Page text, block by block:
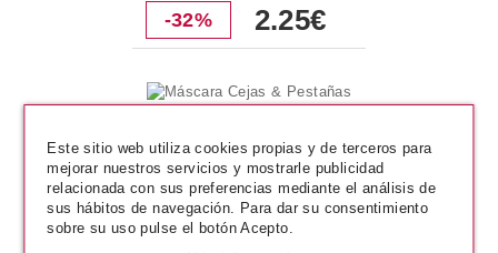
-32% 2.25€
Este sitio web utiliza cookies propias y de terceros para
mejorar nuestros servicios y mostrarle publicidad
relacionada con sus preferencias mediante el análisis de
sus hábitos de navegación. Para dar su consentimiento
sobre su uso pulse el botón Acepto.